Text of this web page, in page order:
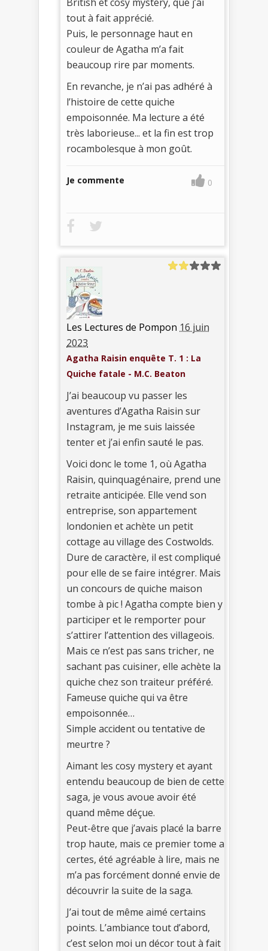
tout à fait apprécié.
Puis, le personnage haut en
couleur de Agatha m’a fait
beaucoup rire par moments.
En revanche, je n’ai pas adhéré à
l’histoire de cette quiche
empoisonnée. Ma lecture a été
très laborieuse... et la fin est trop
rocambolesque à mon goût.
Je commente 0
Les Lectures de Pompon 16 juin
2023
Agatha Raisin enquête T. 1 : La
Quiche fatale - M.C. Beaton
J’ai beaucoup vu passer les
aventures d’Agatha Raisin sur
Instagram, je me suis laissée
tenter et j’ai enfin sauté le pas.
Voici donc le tome 1, où Agatha
Raisin, quinquagénaire, prend une
retraite anticipée. Elle vend son
entreprise, son appartement
londonien et achète un petit
cottage au village des Costwolds.
Dure de caractère, il est compliqué
pour elle de se faire intégrer. Mais
un concours de quiche maison
tombe à pic ! Agatha compte bien y
participer et le remporter pour
s’attirer l’attention des villageois.
Mais ce n’est pas sans tricher, ne
sachant pas cuisiner, elle achète la
quiche chez son traiteur préféré.
Fameuse quiche qui va être
empoisonnée…
Simple accident ou tentative de
meurtre ?
Aimant les cosy mystery et ayant
entendu beaucoup de bien de cette
saga, je vous avoue avoir été
quand même déçue.
Peut-être que j’avais placé la barre
trop haute, mais ce premier tome a
certes, été agréable à lire, mais ne
m’a pas forcément donné envie de
découvrir la suite de la saga.
J’ai tout de même aimé certains
points. L’ambiance tout d’abord,
c’est selon moi un décor tout à fait